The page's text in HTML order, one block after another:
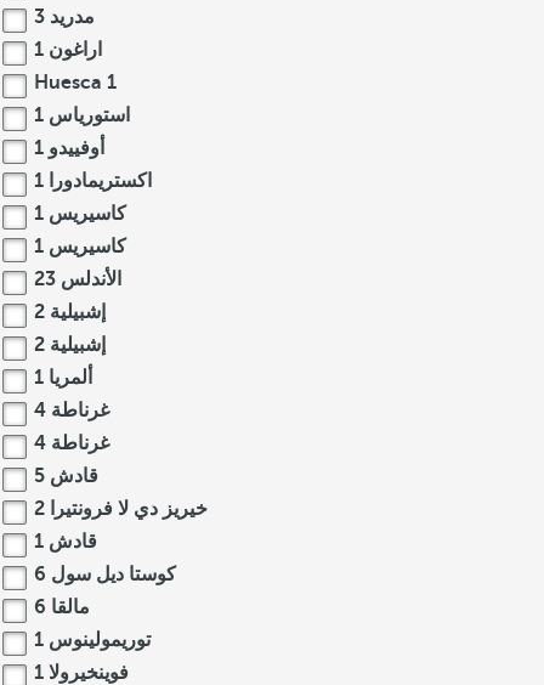
مدريد 3
اراغون 1
Huesca 1
استورياس 1
أوفييدو 1
اكستريمادورا 1
كاسيريس 1
كاسيريس 1
الأندلس 23
إشبيلية 2
إشبيلية 2
ألمريا 1
غرناطة 4
غرناطة 4
قادش 5
خيريز دي لا فرونتيرا 2
قادش 1
كوستا ديل سول 6
مالقا 6
توريمولينوس 1
فوينخيرولا 1